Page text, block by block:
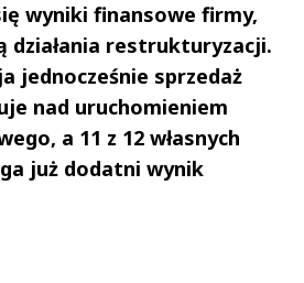
wyniki finansowe firmy,
działania restrukturyzacji.
jednocześnie sprzedaż
nad uruchomieniem
a 11 z 12 własnych
już dodatni wynik